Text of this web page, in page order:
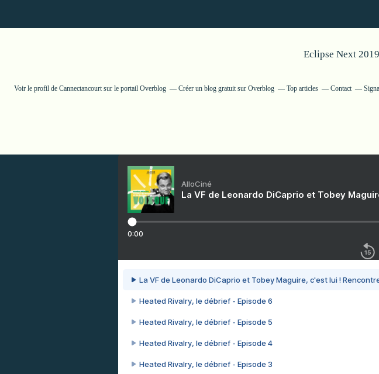
Eclipse Next
Voir le profil de Cannectancourtsur le portail Overblog Créer un blog gratuit sur Overblog Top articles Contact
AlloCiné
La VF de Leonardo DiCaprio et Tobey
0:00
La VF de Leonardo DiCaprio et Tobey Maguire, c'est lui !
Heated Rivalry, le débrief - Episode 6
Heated Rivalry, le débrief - Episode 5
Heated Rivalry, le débrief - Episode 4
Heated Rivalry, le débrief - Episode 3